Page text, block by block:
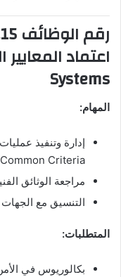
Systems
المهام:
إدارة وتنفيذ
Common Criteria.
مراجعة الوثائق
التنسيق مع
المتطلبات:
بكالوريوس في